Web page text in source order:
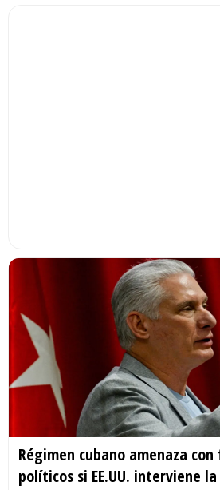
Régimen cubano amenaza
políticos si EE.UU. interviene